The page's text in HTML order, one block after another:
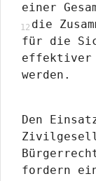
einer
die
für die
werden.
Den
fordern